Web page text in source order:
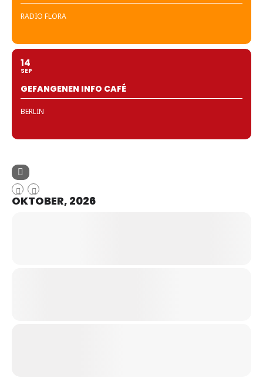
RADIO FLORA
14
SEP
GEFANGENEN INFO CAFÉ
BERLIN
OKTOBER, 2026